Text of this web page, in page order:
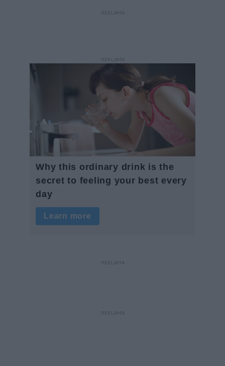
REKLAMA
REKLAMA
REKLAMA
REKLAMA